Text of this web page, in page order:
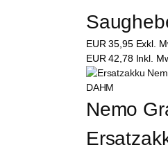
EUR35,95 Exkl.
EUR42,78 Inkl.
Nemo